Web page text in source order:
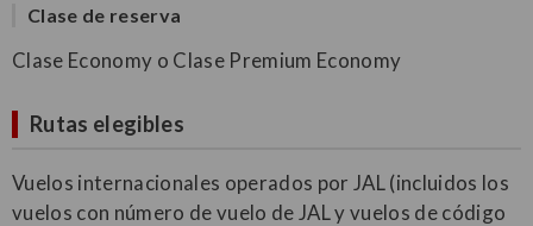
Clase de reserva
Clase Economy o Clase Premium Economy
Rutas elegibles
Vuelos internacionales operados por JAL (incluidos los
vuelos con número de vuelo de JAL y vuelos de código